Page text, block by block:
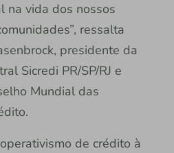
na vida dos nossos
ressalta
presidente da
Sicredi PR/SP/RJ e
Mundial das
de crédito à